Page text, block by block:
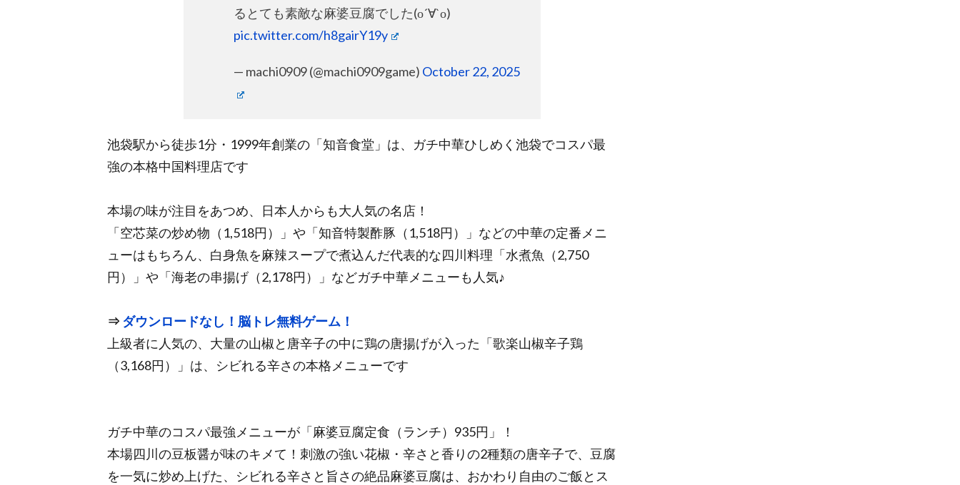
るとても素敵な麻婆豆腐でした(о´∀`о)
pic.twitter.com/h8gairY19y
— machi0909 (@machi0909game) October 22, 2025
池袋駅から徒歩1分・1999年創業の「知音食堂」は、ガチ中華ひしめく池袋でコスパ最
強の本格中国料理店です
本場の味が注目をあつめ、日本人からも大人気の名店！
「空芯菜の炒め物（1,518円）」や「知音特製酢豚（1,518円）」などの中華の定番メニ
ューはもちろん、白身魚を麻辣スープで煮込んだ代表的な四川料理「水煮魚（2,750
円）」や「海老の串揚げ（2,178円）」などガチ中華メニューも人気♪
⇒ダウンロードなし！脳トレ無料ゲーム！
上級者に人気の、大量の山椒と唐辛子の中に鶏の唐揚げが入った「歌楽山椒辛子鶏
（3,168円）」は、シビれる辛さの本格メニューです
ガチ中華のコスパ最強メニューが「麻婆豆腐定食（ランチ）935円」！
本場四川の豆板醤が味のキメて！刺激の強い花椒・辛さと香りの2種類の唐辛子で、豆腐
を一気に炒め上げた、シビれる辛さと旨さの絶品麻婆豆腐は、おかわり自由のご飯とス